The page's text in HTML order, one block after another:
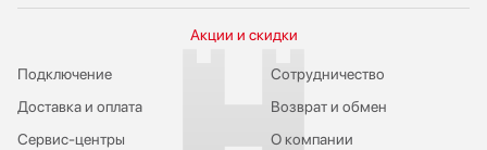
Акции и скидки
Подключение
Сервис-центры
Доставка и оплата
Сотрудничество
Возврат и обмен
О компании